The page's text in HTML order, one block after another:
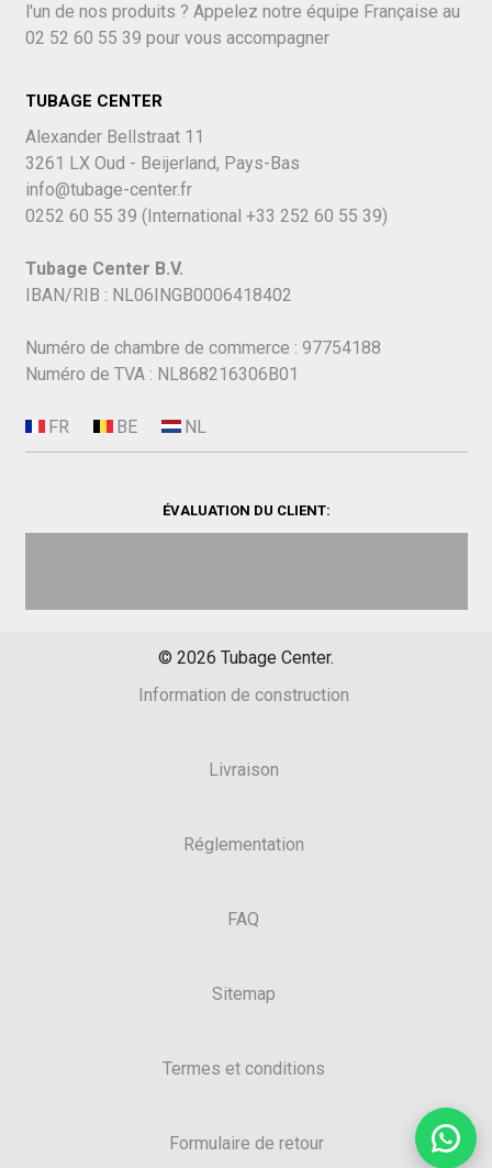
l'un de nos produits ? Appelez notre équipe Française au
02 52 60 55 39 pour vous accompagner
TUBAGE CENTER
Alexander Bellstraat 11
3261 LX Oud - Beijerland, Pays-Bas
info@tubage-center.fr
0252 60 55 39 (International +33 252 60 55 39)
Tubage Center B.V.
IBAN/RIB : NL06INGB0006418402
Numéro de chambre de commerce : 97754188
Numéro de TVA : NL868216306B01
ÉVALUATION DU CLIENT:
© 2026 Tubage Center.
Information de construction
Livraison
Réglementation
FAQ
Sitemap
Termes et conditions
Formulaire de retour